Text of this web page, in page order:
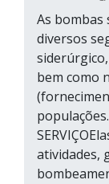
As bombas
diversos
bem como
atividades,